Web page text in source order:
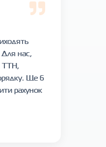
Для нас,
ТТН,
Ще б
рахунок